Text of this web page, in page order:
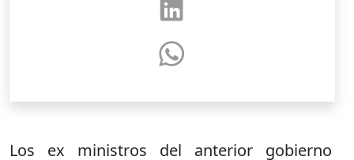
Los ex ministros del anterior gobierno